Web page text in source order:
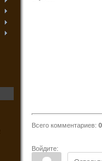
Всего комментариев: 0
Войдите: